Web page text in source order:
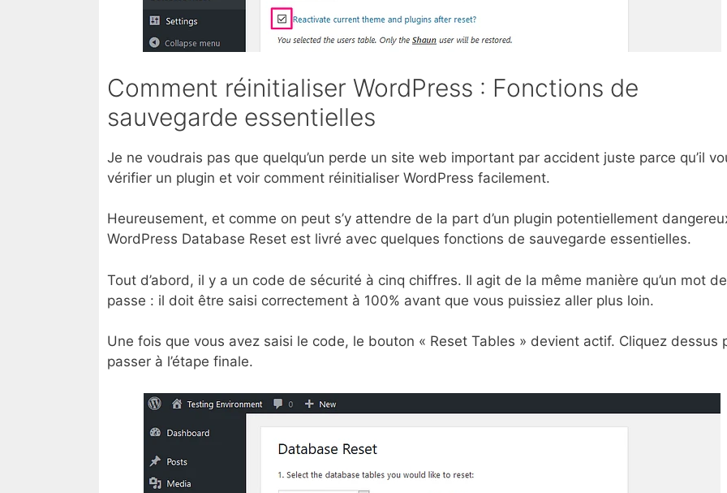
Comment réinitialiser WordPress : Fonctions de
sauvegarde essentielles
Je ne voudrais pas que quelqu’un perde un site web important par accident juste parce qu’il
vérifier un plugin et voir comment réinitialiser WordPress facilement.
Heureusement, et comme on peut s’y attendre de la part d’un plugin potentiellement
WordPress Database Reset est livré avec quelques fonctions de sauvegarde essentielles.
Tout d’abord, il y a un code de sécurité à cinq chiffres. Il agit de la même manière qu’un mot de
passe : il doit être saisi correctement à 100% avant que vous puissiez aller plus loin.
Une fois que vous avez saisi le code, le bouton « Reset Tables » devient actif. Cliquez dessus
passer à l’étape finale.